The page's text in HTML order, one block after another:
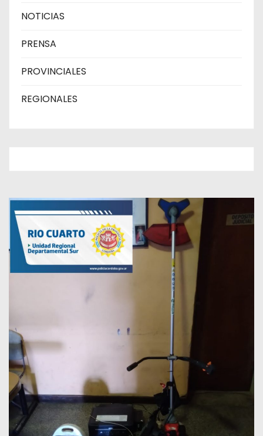
NOTICIAS
PRENSA
PROVINCIALES
REGIONALES